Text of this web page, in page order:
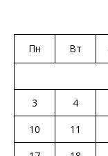
Пн Вт
3
4
10
11